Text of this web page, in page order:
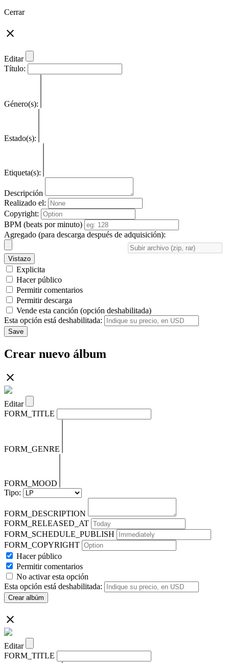
Cerrar
Editar
Título:
Género(s):
Estado(s):
Etiqueta(s):
Descripción
Realizado el:
Copyright:
BPM (beats por minuto)
Agregado (para descarga después de adquisición):
Vistazo
Explicita
Hacer público
Permitir comentarios
Permitir descarga
Vende esta canción (opción deshabilitada)
Esta opción está deshabilitada:
Save
Crear nuevo álbum
Editar
FORM_TITLE
FORM_GENRE
FORM_MOOD
Tipo:
FORM_DESCRIPTION
FORM_RELEASED_AT
FORM_SCHEDULE_PUBLISH
FORM_COPYRIGHT
Hacer público
Permitir comentarios
No activar esta opción
Esta opción está deshabilitada:
Crear albúm
Editar
FORM_TITLE